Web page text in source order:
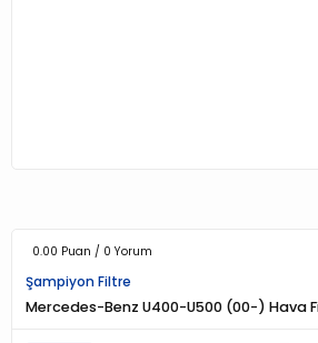
0.00 Puan / 0 Yorum
Şampiyon Filtre
Mercedes-Benz U400-U500 (00-) Hava